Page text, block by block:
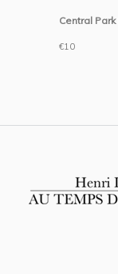
Central Park
€10